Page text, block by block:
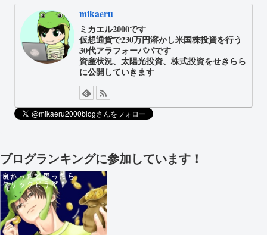
mikaeru
ミカエル2000です
仮想通貨で230万円溶かし米国株投資を行う
30代アラフォーパパです
資産状況、太陽光投資、株式投資をせきらら
に公開していきます
ブログランキングに参加しています！